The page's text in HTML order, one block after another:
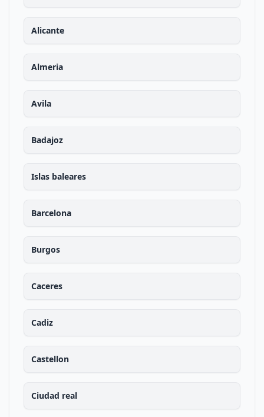
Alicante
Almeria
Avila
Badajoz
Islas baleares
Barcelona
Burgos
Caceres
Cadiz
Castellon
Ciudad real